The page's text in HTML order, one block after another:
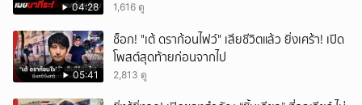
04:28 1,616 ดู
05:41
ช็อก! "เต้ ดราก้อนไฟว์" เสียชีวิตแล้ว ยิ่งเศร้า! เปิด
โพสต์สุดท้ายก่อนจากไป
2,813 ดู